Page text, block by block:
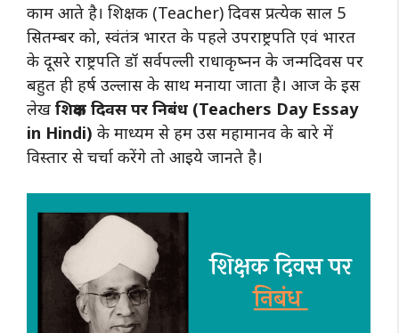
काम आते है। शिक्षक (Teacher) दिवस प्रत्येक साल 5
सितम्बर को, स्वंतंत्र भारत के पहले उपराष्ट्रपति एवं भारत
के दूसरे राष्ट्रपति डॉ सर्वपल्ली राधाकृष्नन के जन्मदिवस पर
बहुत ही हर्ष उल्लास के साथ मनाया जाता है। आज के इस
लेख शिक्षक दिवस पर निबंध (Teachers Day Essay
in Hindi) के माध्यम से हम उस महामानव के बारे में
विस्तार से चर्चा करेंगे तो आइये जानते है।